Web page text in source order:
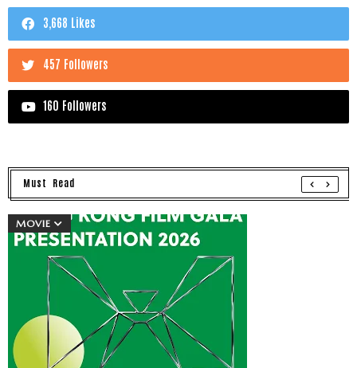
3,668 Likes
457 Followers
160 Followers
Must Read
MOVIE